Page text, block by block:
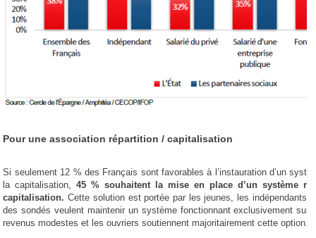
Pour une association répartition / capitalisation
Si seulement 12 % des Français sont favorables à l’instauration d’un
la capitalisation,45 % souhaitent la mise en place d’un système
capitalisation. Cette solution est portée par les jeunes, les indépendants
des sondés veulent maintenir un système fonctionnant exclusivement sur
revenus modestes et les ouvriers soutiennent majoritairement cette option.